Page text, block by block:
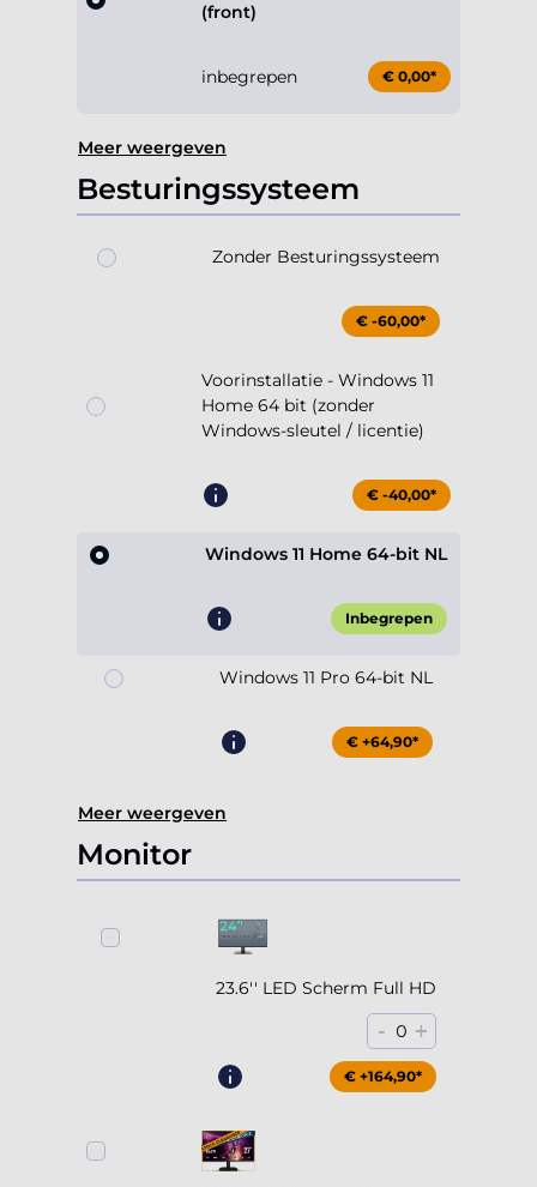
(front)
inbegrepen € 0,00*
Meer weergeven
Besturingssysteem
Zonder Besturingssysteem
€ -60,00*
Voorinstallatie - Windows 11
Home 64 bit (zonder
Windows-sleutel / licentie)
€ -40,00*
Windows 11 Home 64-bit NL
Inbegrepen
Windows 11 Pro 64-bit NL
€ +64,90*
Meer weergeven
Monitor
23.6'' LED Scherm Full HD
- 0 +
€ +164,90*